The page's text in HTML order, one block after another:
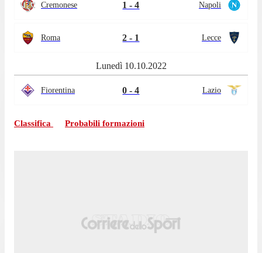
Cremonese 1 - 4 Napoli
Roma 2 - 1 Lecce
Lunedì 10.10.2022
Fiorentina 0 - 4 Lazio
Classifica Probabili formazioni